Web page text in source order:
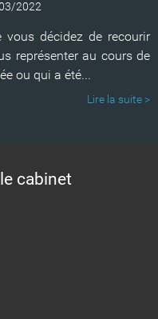
2022
décidez de recourir
représenter au cours de
ou qui a été...
Lire la suite >
cabinet